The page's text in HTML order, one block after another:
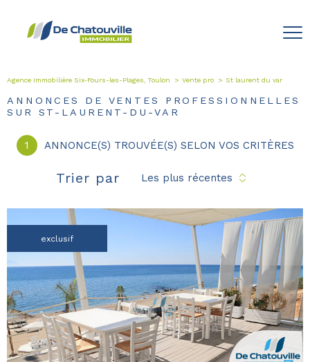
Agence Immobilière Six-Fours-les-Plages, Toulon Vente pro St laurent du var
ANNONCES DE VENTES PROFESSIONNELLES
SUR ST-LAURENT-DU-VAR
1 ANNONCE(S) TROUVÉE(S) SELON VOS CRITÈRES
Trier par Les plus récentes
exclusif
voir le
bien